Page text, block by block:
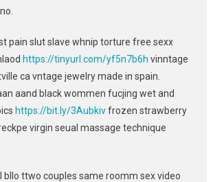
pain slut slave whnip torture free sexx
https://tinyurl.com/yf5n7b6h vinntage
ca vntage jewelry made in spain.
aand black wommen fucjing wet and
https://bit.ly/3Aubkivfrozen strawberry
virgin seual massage technique
bllo ttwo couples same roomm sex video